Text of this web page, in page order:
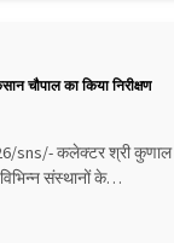
चौपाल का किया निरीक्षण
sns/- कलेक्टर श्री कुणाल
संस्थानों के…